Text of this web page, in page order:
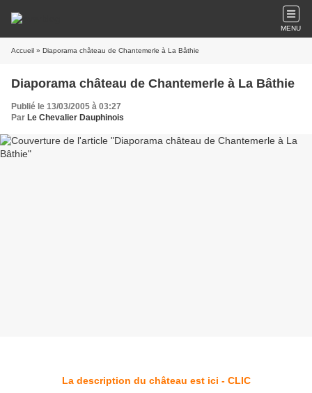
MENU
Accueil » Diaporama château de Chantemerle à La Bâthie
Diaporama château de Chantemerle à La Bâthie
Publié le 13/03/2005 à 03:27
Par Le Chevalier Dauphinois
La description du château est ici - CLIC